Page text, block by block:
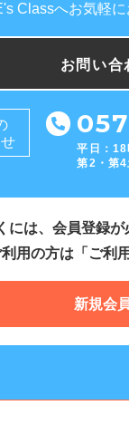
Classへお気軽に
お問い合
平日：
第2・第
は、会員登録
用の方は「ご利
新規会